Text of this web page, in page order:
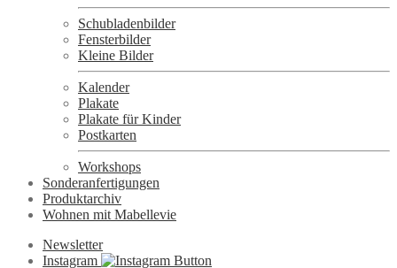
Schubladenbilder
Fensterbilder
Kleine Bilder
Kalender
Plakate
Plakate für Kinder
Postkarten
Workshops
Sonderanfertigungen
Produktarchiv
Wohnen mit Mabellevie
Newsletter
Instagram